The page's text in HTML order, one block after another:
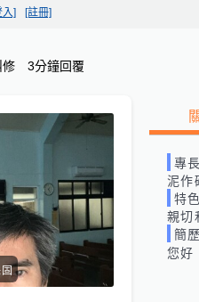
入] [註冊]
修 3分鐘回覆
專
泥作
特
親切
簡
您好